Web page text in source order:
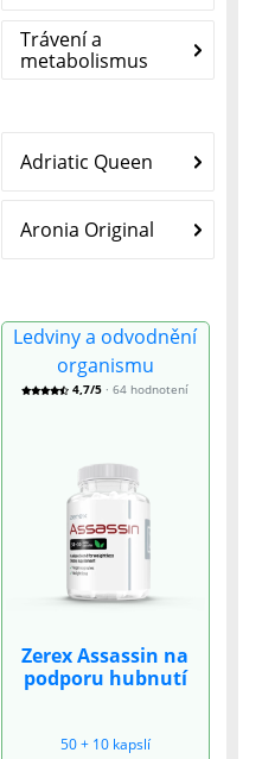
Trávení a
metabolismus
Adriatic Queen
Aronia Original
Ledviny a odvodnění
organismu
4,7/5 · 64 hodnotení
Zerex Assassin na
podporu hubnutí
50 + 10 kapslí